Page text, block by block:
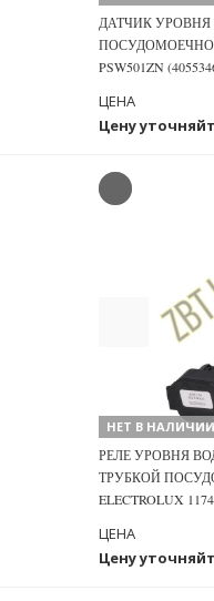
ДАТЧИК
PSW501ZN
Цену
ЦЕНА
Previous
НЕТ В НАЛИЧИИ
РЕЛЕ УРОВНЯ
ТРУБКОЙ
ELECTROLUX
Цену
ЦЕНА